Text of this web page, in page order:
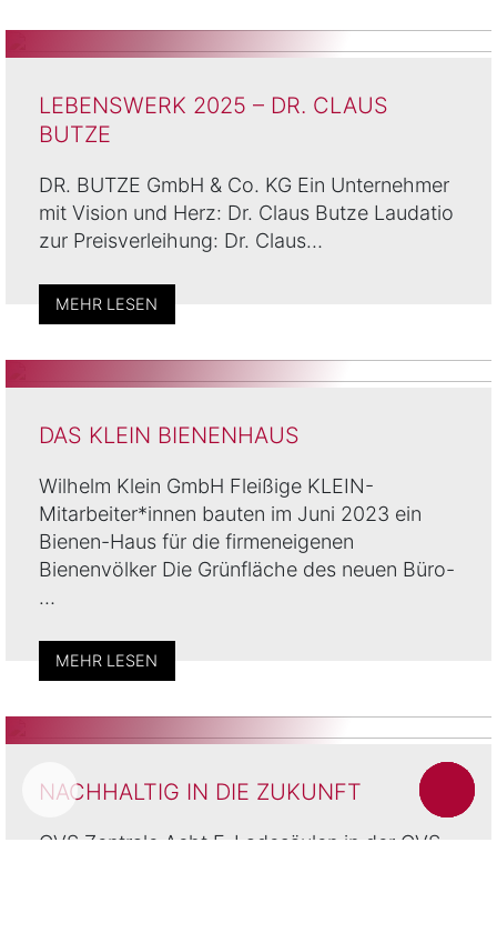
LEBENSWERK 2025 – DR. CLAUS
BUTZE
DR. BUTZE GmbH & Co. KG Ein Unternehmer
mit Vision und Herz: Dr. Claus Butze Laudatio
zur Preisverleihung: Dr. Claus…
MEHR LESEN
DAS KLEIN BIENENHAUS
Wilhelm Klein GmbH Fleißige KLEIN-
Mitarbeiter*innen bauten im Juni 2023 ein
Bienen-Haus für die firmeneigenen
Bienenvölker Die Grünfläche des neuen Büro-
…
MEHR LESEN
NACHHALTIG IN DIE ZUKUNFT
GVS Zentrale Acht E-Ladesäulen in der GVS-